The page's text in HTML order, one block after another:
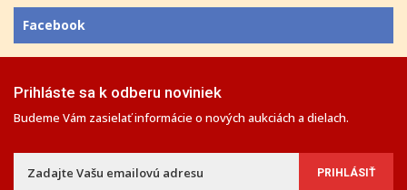
Facebook
Prihláste sa k odberu noviniek
Budeme Vám zasielať informácie o nových aukciách a dielach.